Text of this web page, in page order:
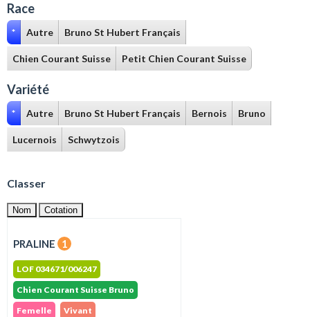
Race
* Autre Bruno St Hubert Français
Chien Courant Suisse Petit Chien Courant Suisse
Variété
* Autre Bruno St Hubert Français Bernois Bruno
Lucernois Schwytzois
Classer
Nom Cotation
PRALINE 1
LOF 034671/006247
Chien Courant Suisse Bruno
Femelle
Vivant